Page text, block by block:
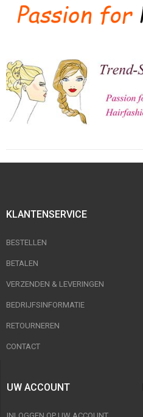
KLANTENSERVICE
BESTELLEN
BETALEN
VERZENDEN & LEVERINGEN
BEDRIJFSINFORMATIE
RETOURNEREN
CONTACT
UW ACCOUNT